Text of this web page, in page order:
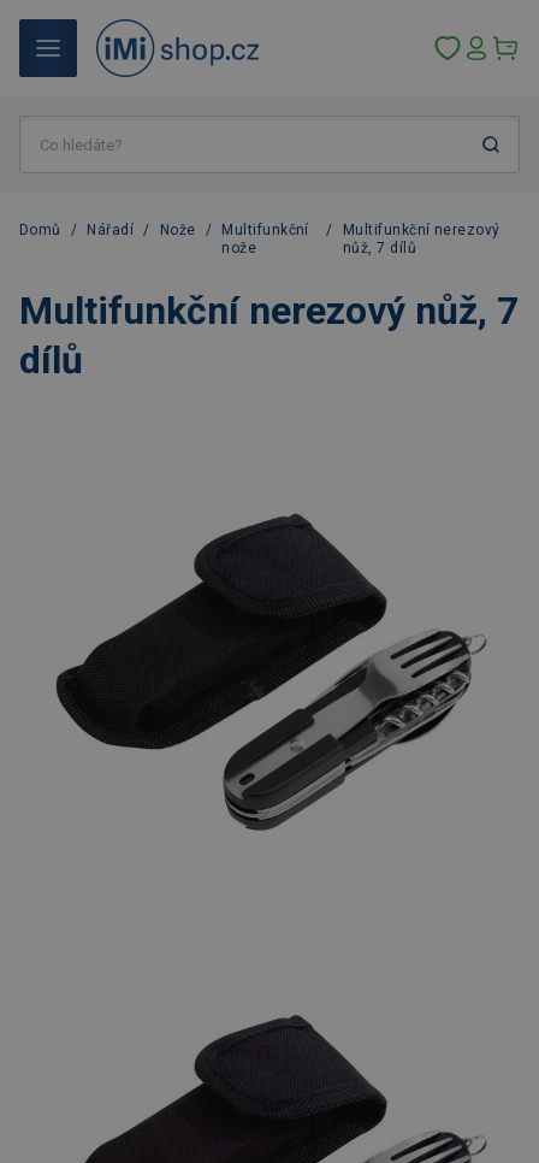
Domů / Nářadí / Nože /
Multifunkční
nože
/
Multifunkční nerezový
nůž, 7 dílů
Multifunkční nerezový nůž, 7
dílů